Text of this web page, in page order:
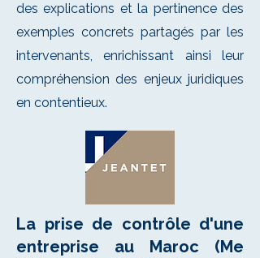
des explications et la pertinence des
exemples concrets partagés par les
intervenants, enrichissant ainsi leur
compréhension des enjeux juridiques
en contentieux.
La prise de contrôle d'une
entreprise au Maroc (Me